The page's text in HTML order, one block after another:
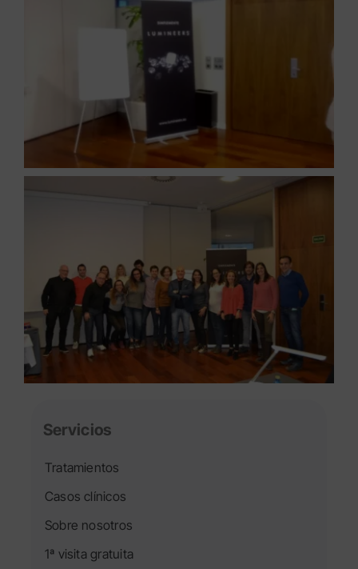
Servicios
Tratamientos
Casos clínicos
Sobre nosotros
1ª visita gratuita